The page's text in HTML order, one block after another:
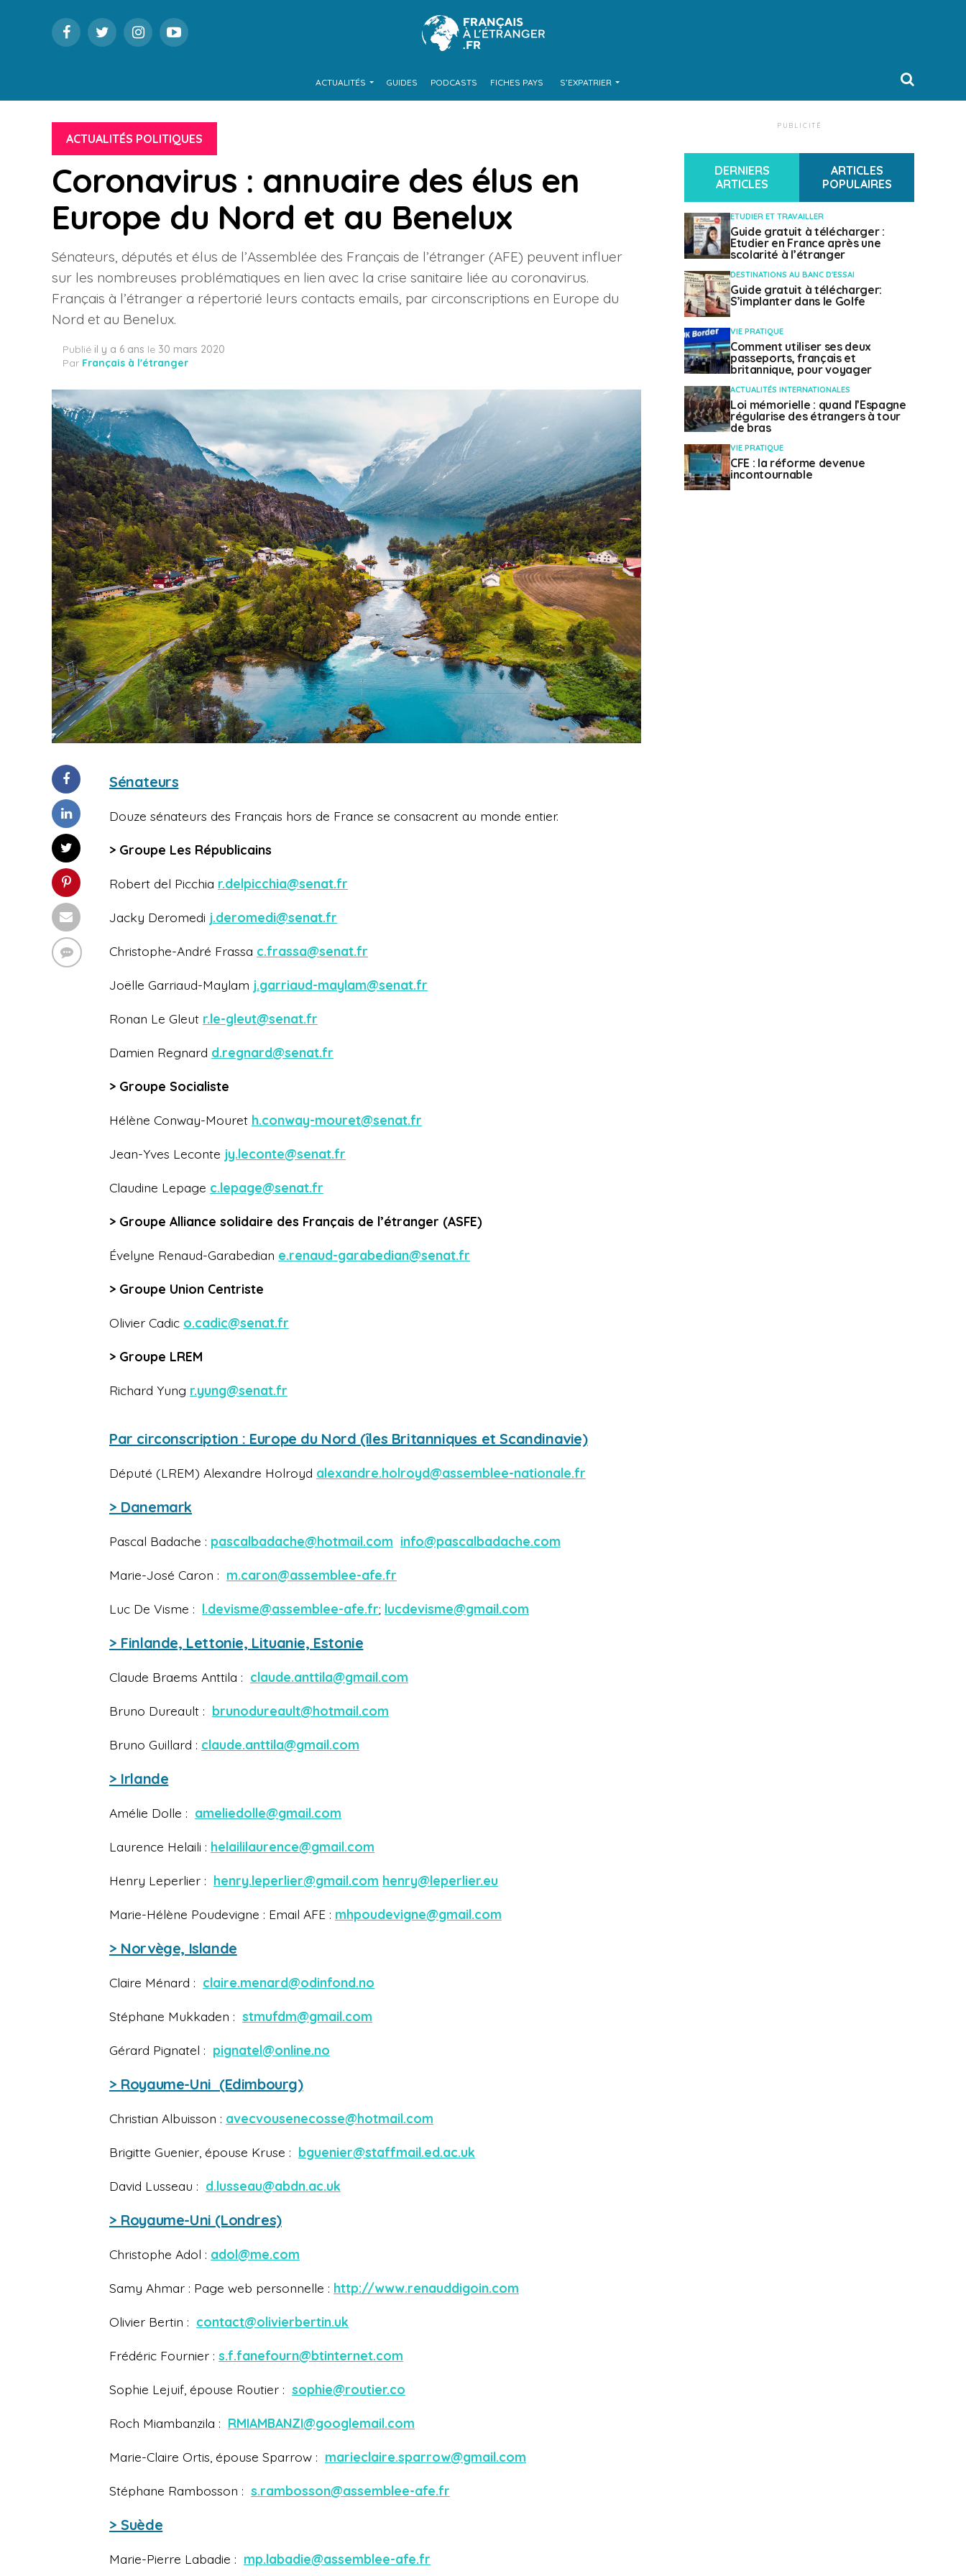
ACTUALITÉS GUIDES PODCASTS FICHES PAYS S’EXPATRIER
ACTUALITÉS POLITIQUES
Coronavirus : annuaire des élus en
Europe du Nord et au Benelux
Sénateurs, députés et élus de l’Assemblée des Français de l’étranger (AFE) peuvent influer
sur les nombreuses problématiques en lien avec la crise sanitaire liée au coronavirus.
Français à l’étranger a répertorié leurs contacts emails, par circonscriptions en Europe du
Nord et au Benelux.
Publié il y a 6 ans le 30 mars 2020
Par Français à l'étranger
Sénateurs
Douze sénateurs des Français hors de France se consacrent au monde entier.
> Groupe Les Républicains
Robert del Picchia r.delpicchia@senat.fr
Jacky Deromedi j.deromedi@senat.fr
Christophe-André Frassa c.frassa@senat.fr
Joëlle Garriaud-Maylam j.garriaud-maylam@senat.fr
Ronan Le Gleut r.le-gleut@senat.fr
Damien Regnard d.regnard@senat.fr
> Groupe Socialiste
Hélène Conway-Mouret h.conway-mouret@senat.fr
Jean-Yves Leconte jy.leconte@senat.fr
Claudine Lepage c.lepage@senat.fr
> Groupe Alliance solidaire des Français de l’étranger (ASFE)
Évelyne Renaud-Garabedian e.renaud-garabedian@senat.fr
> Groupe Union Centriste
Olivier Cadic o.cadic@senat.fr
> Groupe LREM
Richard Yung r.yung@senat.fr
Par circonscription : Europe du Nord (îles Britanniques et Scandinavie)
Député (LREM) Alexandre Holroyd alexandre.holroyd@assemblee-nationale.fr
> Danemark
Pascal Badache : pascalbadache@hotmail.com info@pascalbadache.com
Marie-José Caron : m.caron@assemblee-afe.fr
Luc De Visme : l.devisme@assemblee-afe.fr; lucdevisme@gmail.com
> Finlande, Lettonie, Lituanie, Estonie
Claude Braems Anttila : claude.anttila@gmail.com
Bruno Dureault : brunodureault@hotmail.com
Bruno Guillard : claude.anttila@gmail.com
> Irlande
Amélie Dolle : ameliedolle@gmail.com
Laurence Helaili : helaililaurence@gmail.com
Henry Leperlier : henry.leperlier@gmail.com henry@leperlier.eu
Marie-Hélène Poudevigne : Email AFE : mhpoudevigne@gmail.com
> Norvège, Islande
Claire Ménard : claire.menard@odinfond.no
Stéphane Mukkaden : stmufdm@gmail.com
Gérard Pignatel : pignatel@online.no
> Royaume-Uni (Edimbourg)
Christian Albuisson : avecvousenecosse@hotmail.com
Brigitte Guenier, épouse Kruse : bguenier@staffmail.ed.ac.uk
David Lusseau : d.lusseau@abdn.ac.uk
> Royaume-Uni (Londres)
Christophe Adol : adol@me.com
Samy Ahmar : Page web personnelle : http://www.renauddigoin.com
Olivier Bertin : contact@olivierbertin.uk
Frédéric Fournier : s.f.fanefourn@btinternet.com
Sophie Lejuif, épouse Routier : sophie@routier.co
Roch Miambanzila : RMIAMBANZI@googlemail.com
Marie-Claire Ortis, épouse Sparrow : marieclaire.sparrow@gmail.com
Stéphane Rambosson : s.rambosson@assemblee-afe.fr
> Suède
Marie-Pierre Labadie : mp.labadie@assemblee-afe.fr
PUBLICITÉ
DERNIERS
ARTICLES
ARTICLES
POPULAIRES
ETUDIER ET TRAVAILLER
Guide gratuit à télécharger :
Etudier en France après une
scolarité à l’étranger
DESTINATIONS AU BANC D'ESSAI
Guide gratuit à télécharger:
S’implanter dans le Golfe
VIE PRATIQUE
Comment utiliser ses deux
passeports, français et
britannique, pour voyager
ACTUALITÉS INTERNATIONALES
Loi mémorielle : quand l’Espagne
régularise des étrangers à tour
de bras
VIE PRATIQUE
CFE : la réforme devenue
incontournable